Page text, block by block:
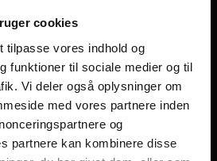
cookies
tilpasse vores indhold og
funktioner til sociale medier og til
Vi deler også oplysninger om
med vores partnere inden
og
partnere kan kombinere disse